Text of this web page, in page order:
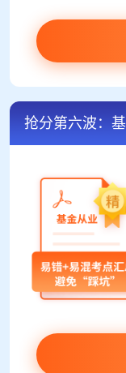
抢分第六波：